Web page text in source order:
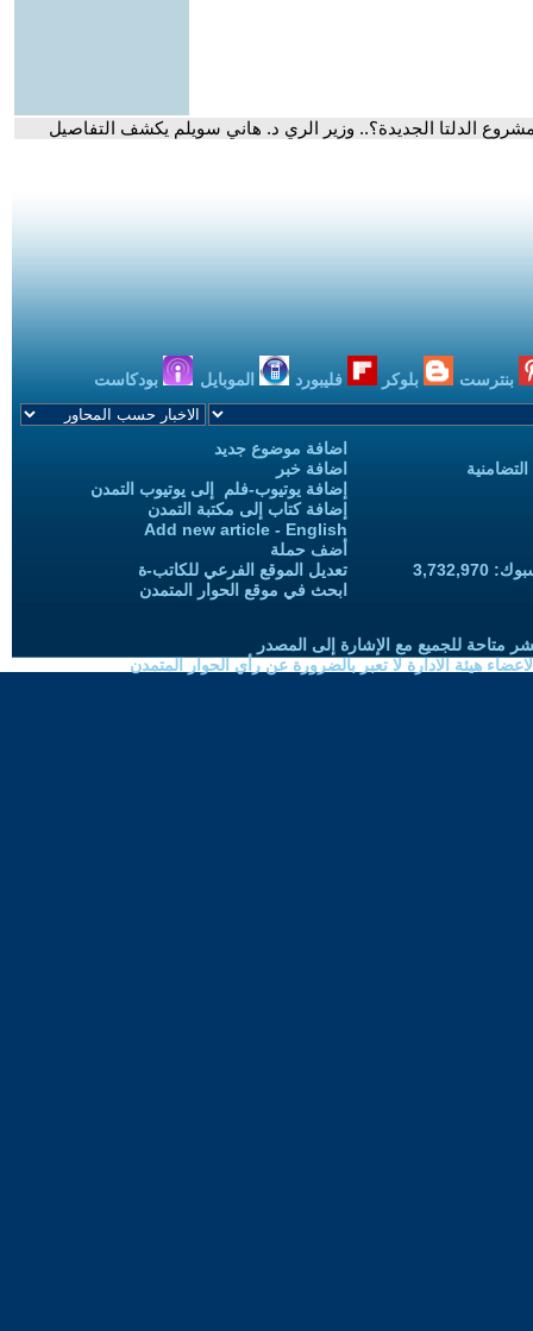
الدلتا الجديدة؟.. وزير الري د. هاني سويلم يكشف التفاصيل
بنترست بلوكر فليبورد الموبايل بودكاست
اضافة موضوع جديد
اضافة خبر
إضافة يوتيوب-فلم إلى يوتيوب التمدن
إضافة كتاب إلى مكتبة التمدن
Add new article - English
أضف حملة
تعديل الموقع الفرعي للكاتب-ة
ابحث في موقع الحوار المتمدن
متاحة للجميع مع الإشارة إلى المصدر
هيئة الادارة لا تعبر بالضرورة عن رأي الحوار المتمدن